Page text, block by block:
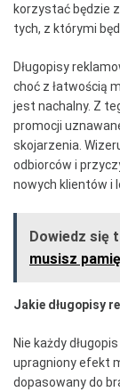
korzystać będzie
tych, z którymi
Długopisy
choć z łatwością
jest nachalny. Z
promocji
skojarzenia.
odbiorców i
nowych klientów i
Dowiedz się
musisz
Jakie długopisy
Nie każdy
upragniony efekt
dopasowany do